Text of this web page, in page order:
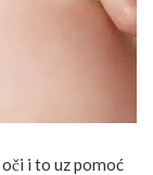
i to uz pomoć